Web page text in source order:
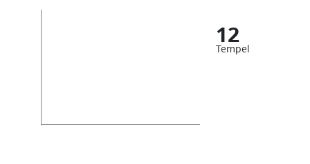
12
Tempel